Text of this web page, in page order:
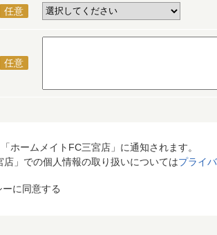
任意
任意
ホームメイトFC三宮店」に通知されます。
店」での個人情報の取り扱いについてはプライ
に同意する